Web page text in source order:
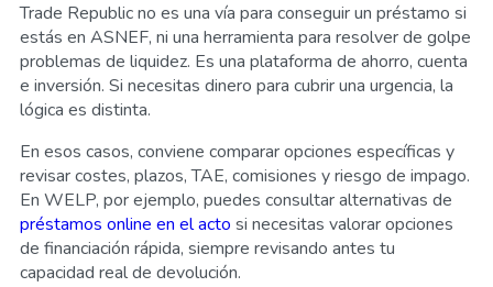
Trade Republic no es una vía para conseguir un préstamo si
estás en ASNEF, ni una herramienta para resolver de golpe
problemas de liquidez. Es una plataforma de ahorro, cuenta
e inversión. Si necesitas dinero para cubrir una urgencia, la
lógica es distinta.
En esos casos, conviene comparar opciones específicas y
revisar costes, plazos, TAE, comisiones y riesgo de impago.
En WELP, por ejemplo, puedes consultar alternativas de
préstamos online en el acto si necesitas valorar opciones
de financiación rápida, siempre revisando antes tu
capacidad real de devolución.